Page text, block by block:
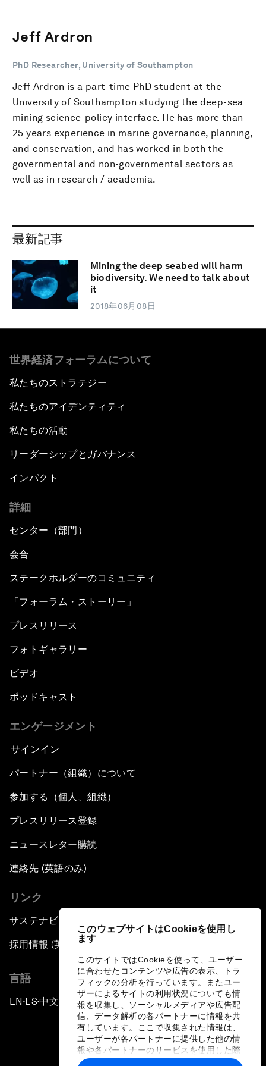
このウェブサイトはCookieを使用し
ます
このサイトではCookieを使って、ユーザー
に合わせたコンテンツや広告の表示、トラ
フィックの分析を行っています。またユー
ザーによるサイトの利用状況についても情
報を収集し、ソーシャルメディアや広告配
信、データ解析の各パートナーに情報を共
有しています。ここで収集された情報は、
ユーザーが各パートナーに提供した他の情
報や各パートナーのサービスを使用した際
に収集された情報と組み合わされ、各パー
Jeff Ardron
PhD Researcher, University of Southampton
Jeff Ardron is a part-time PhD student at the
University of Southampton studying the deep-sea
mining science-policy interface. He has more than
25 years experience in marine governance, planning,
and conservation, and has worked in both the
governmental and non-governmental sectors as
well as in research / academia.
最新記事
Mining the deep seabed will harm
biodiversity. We need to talk about
it
2018年06月08日
世界経済フォーラムについて
私たちのストラテジー
私たちのアイデンティティ
私たちの活動
リーダーシップとガバナンス
インパクト
詳細
センター（部門）
会合
ステークホルダーのコミュニティ
「フォーラム・ストーリー」
プレスリリース
フォトギャラリー
ビデオ
ポッドキャスト
エンゲージメント
サインイン
パートナー（組織）について
参加する（個人、組織）
プレスリリース登録
ニュースレター購読
連絡先 (英語のみ)
リンク
サステナビリティへの取り組み
採用情報 (英語のみ)
言語
EN ▪ ES▪中文▪ 日本語